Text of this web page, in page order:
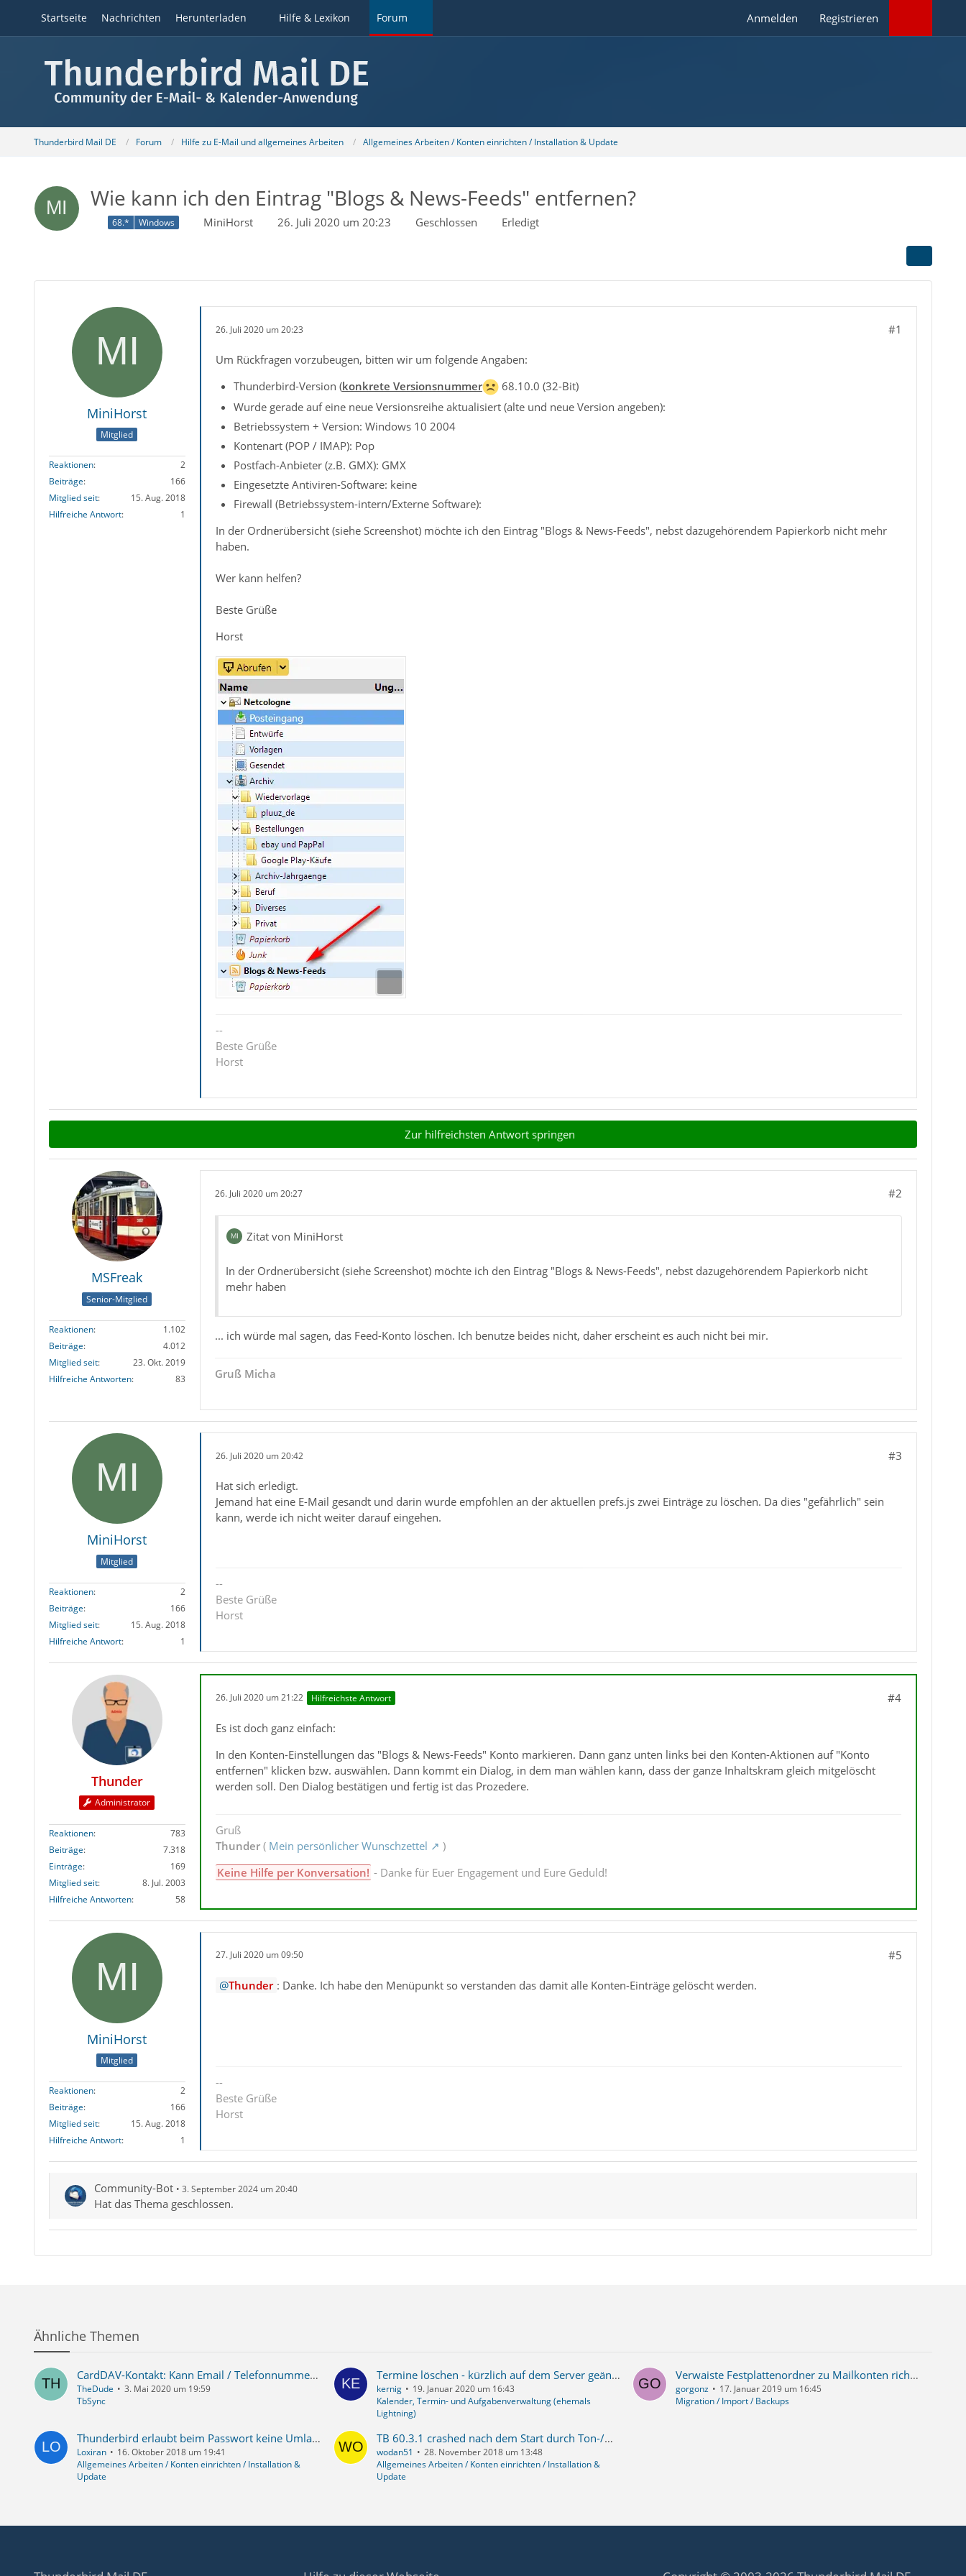
Startseite Nachrichten Herunterladen Hilfe & Lexikon Forum Anmelden Registrieren
Thunderbird Mail DE Forum Hilfe zu E-Mail und allgemeines Arbeiten Allgemeines Arbeiten / Konten einrichten / Installation & Update
Wie kann ich den Eintrag "Blogs & News-Feeds" entfernen?
68.* Windows MiniHorst 26. Juli 2020 um 20:23 Geschlossen Erledigt
MiniHorst
Mitglied
Reaktionen
2
Beiträge
166
Mitglied seit
15. Aug. 2018
Hilfreiche Antwort
1
26. Juli 2020 um 20:23 #1
Um Rückfragen vorzubeugen, bitten wir um folgende Angaben:
Thunderbird-Version (konkrete Versionsnummer
68.10.0 (32-Bit)
Wurde gerade auf eine neue Versionsreihe aktualisiert (alte und neue Version angeben):
Betriebssystem + Version: Windows 10 2004
Kontenart (POP / IMAP): Pop
Postfach-Anbieter (z.B. GMX): GMX
Eingesetzte Antiviren-Software: keine
Firewall (Betriebssystem-intern/Externe Software):
In der Ordnerübersicht (siehe Screenshot) möchte ich den Eintrag "Blogs & News-Feeds", nebst dazugehörendem Papierkorb nicht mehr
haben.
Wer kann helfen?
Beste Grüße
Horst
--
Beste Grüße
Horst
Zur hilfreichsten Antwort springen
MSFreak
Senior-Mitglied
Reaktionen
1.102
Beiträge
4.012
Mitglied seit
23. Okt. 2019
Hilfreiche Antworten
83
26. Juli 2020 um 20:27 #2
Zitat von MiniHorst
In der Ordnerübersicht (siehe Screenshot) möchte ich den Eintrag "Blogs & News-Feeds", nebst dazugehörendem Papierkorb nicht
mehr haben
... ich würde mal sagen, das Feed-Konto löschen. Ich benutze beides nicht, daher erscheint es auch nicht bei mir.
Gruß Micha
MiniHorst
Mitglied
Reaktionen
2
Beiträge
166
Mitglied seit
15. Aug. 2018
Hilfreiche Antwort
1
26. Juli 2020 um 20:42 #3
Hat sich erledigt.
Jemand hat eine E-Mail gesandt und darin wurde empfohlen an der aktuellen prefs.js zwei Einträge zu löschen. Da dies "gefährlich" sein
kann, werde ich nicht weiter darauf eingehen.
--
Beste Grüße
Horst
Thunder
Administrator
Reaktionen
783
Beiträge
7.318
Einträge
169
Mitglied seit
8. Jul. 2003
Hilfreiche Antworten
58
26. Juli 2020 um 21:22 Hilfreichste Antwort #4
Es ist doch ganz einfach:
In den Konten-Einstellungen das "Blogs & News-Feeds" Konto markieren. Dann ganz unten links bei den Konten-Aktionen auf "Konto
entfernen" klicken bzw. auswählen. Dann kommt ein Dialog, in dem man wählen kann, dass der ganze Inhaltskram gleich mitgelöscht
werden soll. Den Dialog bestätigen und fertig ist das Prozedere.
Gruß
Thunder( Mein persönlicher Wunschzettel
)
Keine Hilfe per Konversation! - Danke für Euer Engagement und Eure Geduld!
MiniHorst
Mitglied
Reaktionen
2
Beiträge
166
Mitglied seit
15. Aug. 2018
Hilfreiche Antwort
1
27. Juli 2020 um 09:50 #5
Thunder : Danke. Ich habe den Menüpunkt so verstanden das damit alle Konten-Einträge gelöscht werden.
--
Beste Grüße
Horst
Community-Bot 3. September 2024 um 20:40
Hat das Thema geschlossen.
Ähnliche Themen
CardDAV-Kontakt: Kann Email / Telefonnummern nicht löschen
TheDude
3. Mai 2020 um 19:59
TbSync
Termine löschen - kürzlich auf dem Server geändert...
kernig
19. Januar 2020 um 16:43
Kalender, Termin- und Aufgabenverwaltung (ehemals
Lightning)
Verwaiste Festplattenordner zu Mailkonten richtig entfernen
gorgonz
17. Januar 2019 um 16:45
Migration / Import / Backups
Thunderbird erlaubt beim Passwort keine Umlaute wie "äöü"
Loxiran
16. Oktober 2018 um 19:41
Allgemeines Arbeiten / Konten einrichten / Installation &
Update
TB 60.3.1 crashed nach dem Start durch Ton-/WAV-Datei
wodan51
28. November 2018 um 13:48
Allgemeines Arbeiten / Konten einrichten / Installation &
Update